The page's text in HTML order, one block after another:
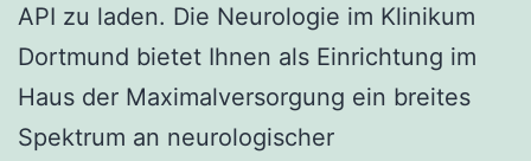
API zu laden. Die Neurologie im Klinikum
Dortmund bietet Ihnen als Einrichtung im
Haus der Maximalversorgung ein breites
Spektrum an neurologischer